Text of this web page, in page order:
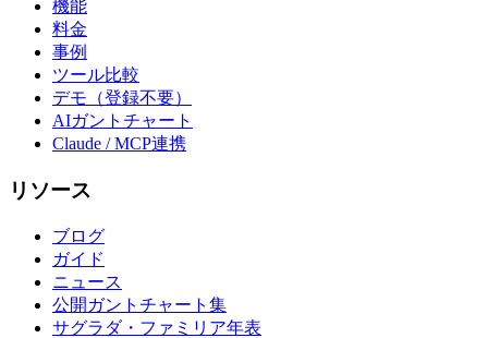
機能
料金
事例
ツール比較
デモ（登録不要）
AIガントチャート
Claude / MCP連携
リソース
ブログ
ガイド
ニュース
公開ガントチャート集
サグラダ・ファミリア年表